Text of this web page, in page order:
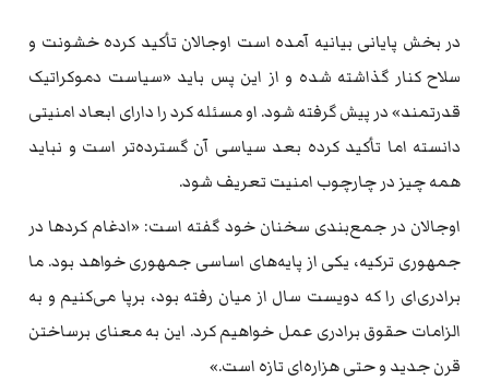
در بخش پایانی بیانیه آمده است اوجالان تأکید کرده خشونت و
سلاح کنار گذاشته شده و از این پس باید «سیاست دموکراتیک
قدرتمند» در پیش گرفته شود. او مسئله کرد را دارای ابعاد امنیتی
دانسته اما تأکید کرده بعد سیاسی آن گسترده‌تر است و نباید
همه چیز در چارچوب امنیت تعریف شود.
اوجالان در جمع‌بندی سخنان خود گفته است: «ادغام کردها در
جمهوری ترکیه، یکی از پایه‌های اساسی جمهوری خواهد بود. ما
برادری‌ای را که دویست سال از میان رفته بود، برپا می‌کنیم و به
الزامات حقوق برادری عمل خواهیم کرد. این به معنای برساختن
قرن جدید و حتی هزاره‌ای تازه است.»